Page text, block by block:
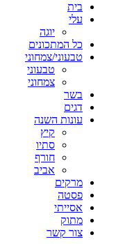
בית
עלי
יוגה
כל המתכונים
טבעוני/צמחוני
טבעוני
צמחוני
בשר
דגים
עונות השנה
קיץ
סתיו
חורף
אביב
מרקים
פסטה
אסייתי
מתוק
צור קשר